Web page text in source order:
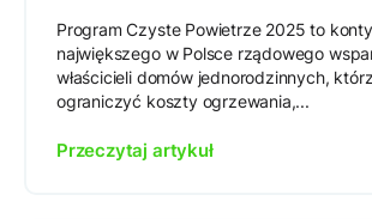
Program Czyste Powietrze 2025 to
największego w Polsce rządowego
właścicieli domów jednorodzinnych,
ograniczyć koszty ogrzewania,...
Przeczytaj artykuł